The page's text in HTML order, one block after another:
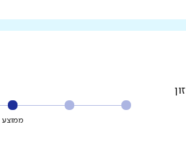
ממוצע